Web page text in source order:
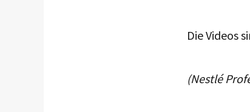
Die Videos
(Nestlé